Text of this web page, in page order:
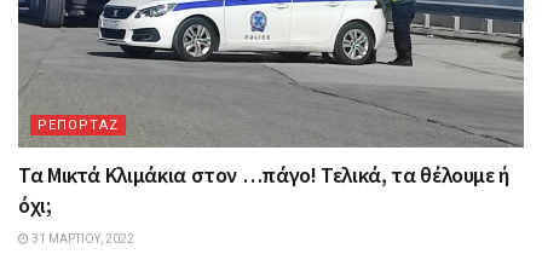
ΡΕΠΟΡΤΑΖ
Τα Mικτά Kλιμάκια στον …πάγο! Τελικά, τα θέλουμε ή
όχι;
31 ΜΑΡΤΊΟΥ, 2022